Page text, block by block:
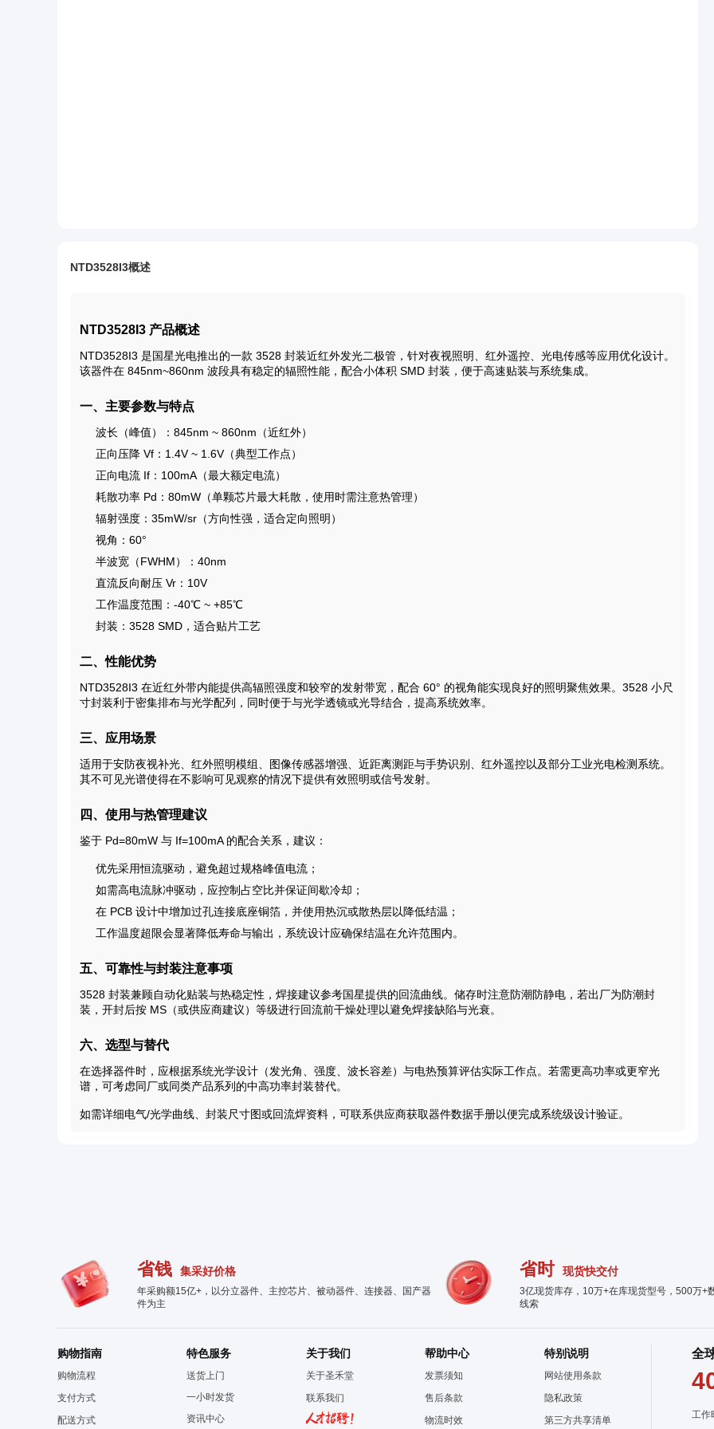
NTD3528I3概述
NTD3528I3 产品概述
NTD3528I3 是国星光电推出的一款 3528 封装近红外发光二极管，针对夜视照明、红外遥控、光电传感等应用优化设计。
该器件在 845nm~860nm 波段具有稳定的辐照性能，配合小体积 SMD 封装，便于高速贴装与系统集成。
一、主要参数与特点
波长（峰值）：845nm ~ 860nm（近红外）
正向压降 Vf：1.4V ~ 1.6V（典型工作点）
正向电流 If：100mA（最大额定电流）
耗散功率 Pd：80mW（单颗芯片最大耗散，使用时需注意热管理）
辐射强度：35mW/sr（方向性强，适合定向照明）
视角：60°
半波宽（FWHM）：40nm
直流反向耐压 Vr：10V
工作温度范围：-40℃ ~ +85℃
封装：3528 SMD，适合贴片工艺
二、性能优势
NTD3528I3 在近红外带内能提供高辐照强度和较窄的发射带宽，配合 60° 的视角能实现良好的照明聚焦效果。3528 小尺
寸封装利于密集排布与光学配列，同时便于与光学透镜或光导结合，提高系统效率。
三、应用场景
适用于安防夜视补光、红外照明模组、图像传感器增强、近距离测距与手势识别、红外遥控以及部分工业光电检测系统。
其不可见光谱使得在不影响可见观察的情况下提供有效照明或信号发射。
四、使用与热管理建议
鉴于 Pd=80mW 与 If=100mA 的配合关系，建议：
优先采用恒流驱动，避免超过规格峰值电流；
如需高电流脉冲驱动，应控制占空比并保证间歇冷却；
在 PCB 设计中增加过孔连接底座铜箔，并使用热沉或散热层以降低结温；
工作温度超限会显著降低寿命与输出，系统设计应确保结温在允许范围内。
五、可靠性与封装注意事项
3528 封装兼顾自动化贴装与热稳定性，焊接建议参考国星提供的回流曲线。储存时注意防潮防静电，若出厂为防潮封
装，开封后按 MS（或供应商建议）等级进行回流前干燥处理以避免焊接缺陷与光衰。
六、选型与替代
在选择器件时，应根据系统光学设计（发光角、强度、波长容差）与电热预算评估实际工作点。若需更高功率或更窄光
谱，可考虑同厂或同类产品系列的中高功率封装替代。
如需详细电气/光学曲线、封装尺寸图或回流焊资料，可联系供应商获取器件数据手册以便完成系统级设计验证。
省钱 集采好价格
年采购额15亿+，以分立器件、主控芯片、被动器件、连接器、国产器
件为主
省时 现货快交付
3亿现货库存，10万+在库现货型号，500万+
线索
购物指南
购物流程
支付方式
配送方式
特色服务
送货上门
一小时发货
资讯中心
关于我们
关于圣禾堂
联系我们
帮助中心
发票须知
售后条款
物流时效
特别说明
网站使用条款
隐私政策
第三方共享清单
全
工作